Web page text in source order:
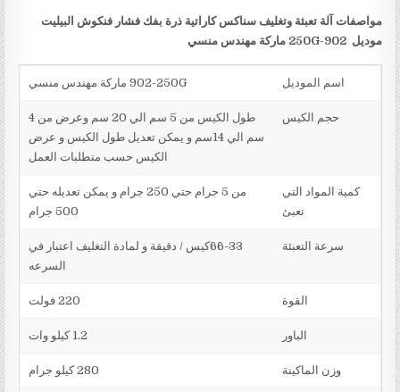
مواصفات آلة تعبئة وتغليف سناكس كاراتية ذرة بفك فشار فنكوش البيليت
موديل902-250G ماركة مهندس منسي
اسم الموديل 902-250G ماركة مهندس منسي
حجم الكيس
طول الكيس من 5 سم الي 20 سم وعرض من 4
سم الي 14سم و يمكن تعديل طول الكيس و عرض
الكيس حسب متطلبات العمل
كمية المواد التي
تعبئ
من 5 جرام حتي 250 جرام و يمكن تعديله حتي
500 جرام
سرعة التعبئة
66-33كيس / دقيقة و لمادة التغليف اعتبار في
السرعه
القوة
الباور 1.2 كيلو وات
وزن الماكينة